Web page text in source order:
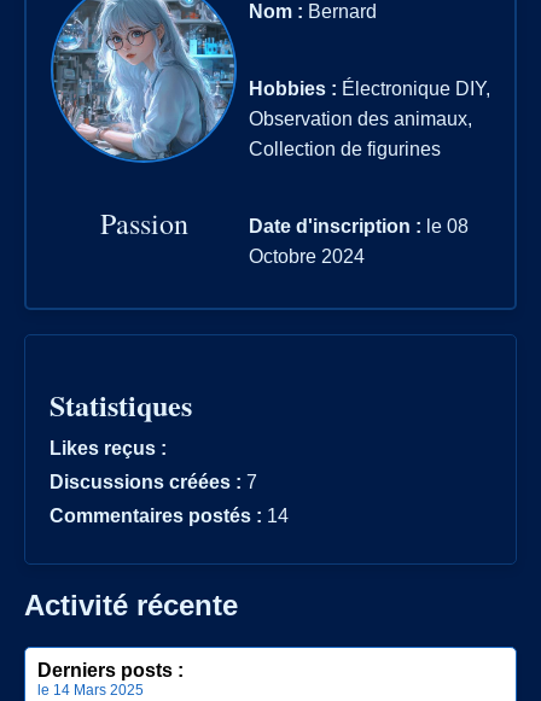
Passion
Nom : Bernard
Hobbies : Électronique DIY,
Observation des animaux,
Collection de figurines
Date d'inscription : le 08
Octobre 2024
Statistiques
Likes reçus :
Discussions créées : 7
Commentaires postés : 14
Activité récente
Derniers posts :
le 14 Mars 2025